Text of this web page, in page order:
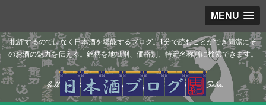
MENU
批評するのではなく日本酒を堪能するブログ。1分で読むことができ簡潔にそ
のお酒の魅力を伝える。銘柄を地域別、価格別、特定名称別に検索できます。